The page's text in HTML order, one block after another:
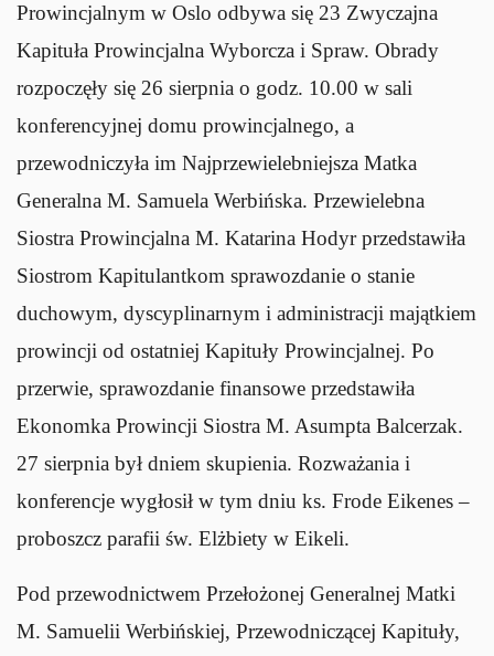
Prowincjalnym w Oslo odbywa się 23 Zwyczajna
Kapituła Prowincjalna Wyborcza i Spraw. Obrady
rozpoczęły się 26 sierpnia o godz. 10.00 w sali
konferencyjnej domu prowincjalnego, a
przewodniczyła im Najprzewielebniejsza Matka
Generalna M. Samuela Werbińska. Przewielebna
Siostra Prowincjalna M. Katarina Hodyr przedstawiła
Siostrom Kapitulantkom sprawozdanie o stanie
duchowym, dyscyplinarnym i administracji majątkiem
prowincji od ostatniej Kapituły Prowincjalnej. Po
przerwie, sprawozdanie finansowe przedstawiła
Ekonomka Prowincji Siostra M. Asumpta Balcerzak.
27 sierpnia był dniem skupienia. Rozważania i
konferencje wygłosił w tym dniu ks. Frode Eikenes –
proboszcz parafii św. Elżbiety w Eikeli.
Pod przewodnictwem Przełożonej Generalnej Matki
M. Samuelii Werbińskiej, Przewodniczącej Kapituły,